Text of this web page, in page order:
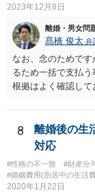
2023年12月8日
離婚・男女問
髙橋 俊太 弁
なお、念のためで
るため一括で支払
根拠はよく確認して
8
離婚後の生
対応
#性格の不一致 #財産分
#婚姻費用(別居中の生活
2020年1月22日